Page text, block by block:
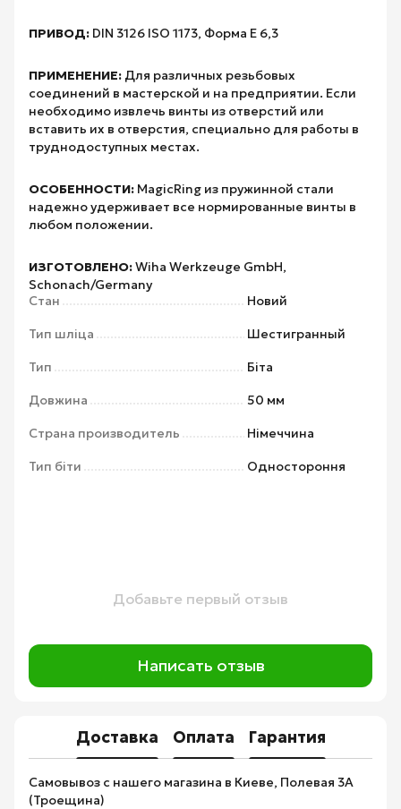
ПРИВОД: DIN 3126 ISO 1173, Форма E 6,3
ПРИМЕНЕНИЕ: Для различных резьбовых
соединений в мастерской и на предприятии. Если
необходимо извлечь винты из отверстий или
вставить их в отверстия, специально для работы в
труднодоступных местах.
ОСОБЕННОСТИ: MagicRing из пружинной стали
надежно удерживает все нормированные винты в
любом положении.
ИЗГОТОВЛЕНО:Wiha Werkzeuge GmbH,
Schonach/Germany
Стан
Новий
Тип шліца Шестигранный
Тип Біта
Довжина 50 мм
Страна производитель Німеччина
Тип біти Одностороння
Добавьте первый отзыв
Написать отзыв
Доставка Оплата Гарантия
Самовывоз с нашего магазина в Киеве, Полевая 3А
(Троещина)